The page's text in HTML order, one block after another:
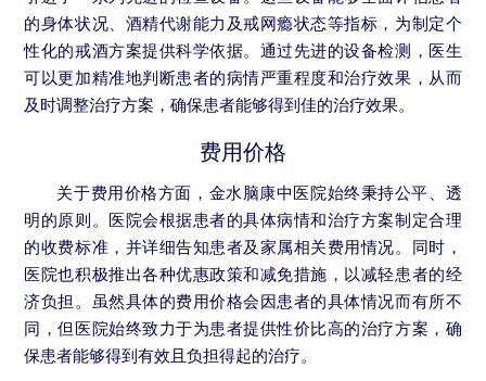
的身体状况、酒精代谢能力及戒网瘾状态等指标，为制定个
性化的戒酒方案提供科学依据。通过先进的设备检测，医生
可以更加精准地判断患者的病情严重程度和治疗效果，从而
及时调整治疗方案，确保患者能够得到佳的治疗效果。
费用价格
关于费用价格方面，金水脑康中医院始终秉持公平、透
明的原则。医院会根据患者的具体病情和治疗方案制定合理
的收费标准，并详细告知患者及家属相关费用情况。同时，
医院也积极推出各种优惠政策和减免措施，以减轻患者的经
济负担。虽然具体的费用价格会因患者的具体情况而有所不
同，但医院始终致力于为患者提供性价比高的治疗方案，确
保患者能够得到有效且负担得起的治疗。